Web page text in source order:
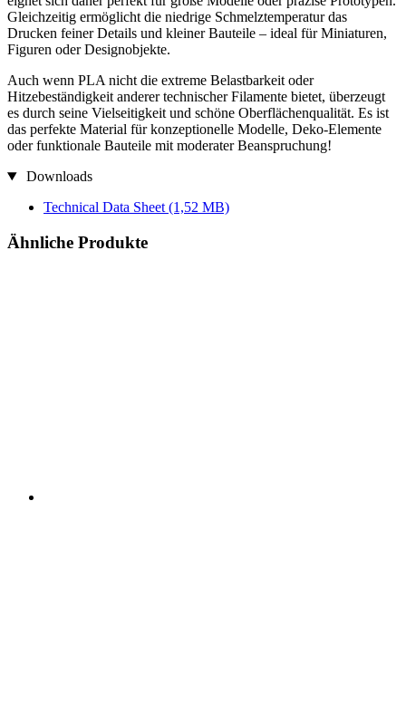
Gleichzeitig ermöglicht die niedrige Schmelztemperatur das
Drucken feiner Details und kleiner Bauteile – ideal für Miniaturen,
Figuren oder Designobjekte.
Auch wenn PLA nicht die extreme Belastbarkeit oder
Hitzebeständigkeit anderer technischer Filamente bietet, überzeugt
es durch seine Vielseitigkeit und schöne Oberflächenqualität. Es ist
das perfekte Material für konzeptionelle Modelle, Deko-Elemente
oder funktionale Bauteile mit moderater Beanspruchung!
Downloads
Technical Data Sheet (1,52 MB)
Ähnliche Produkte